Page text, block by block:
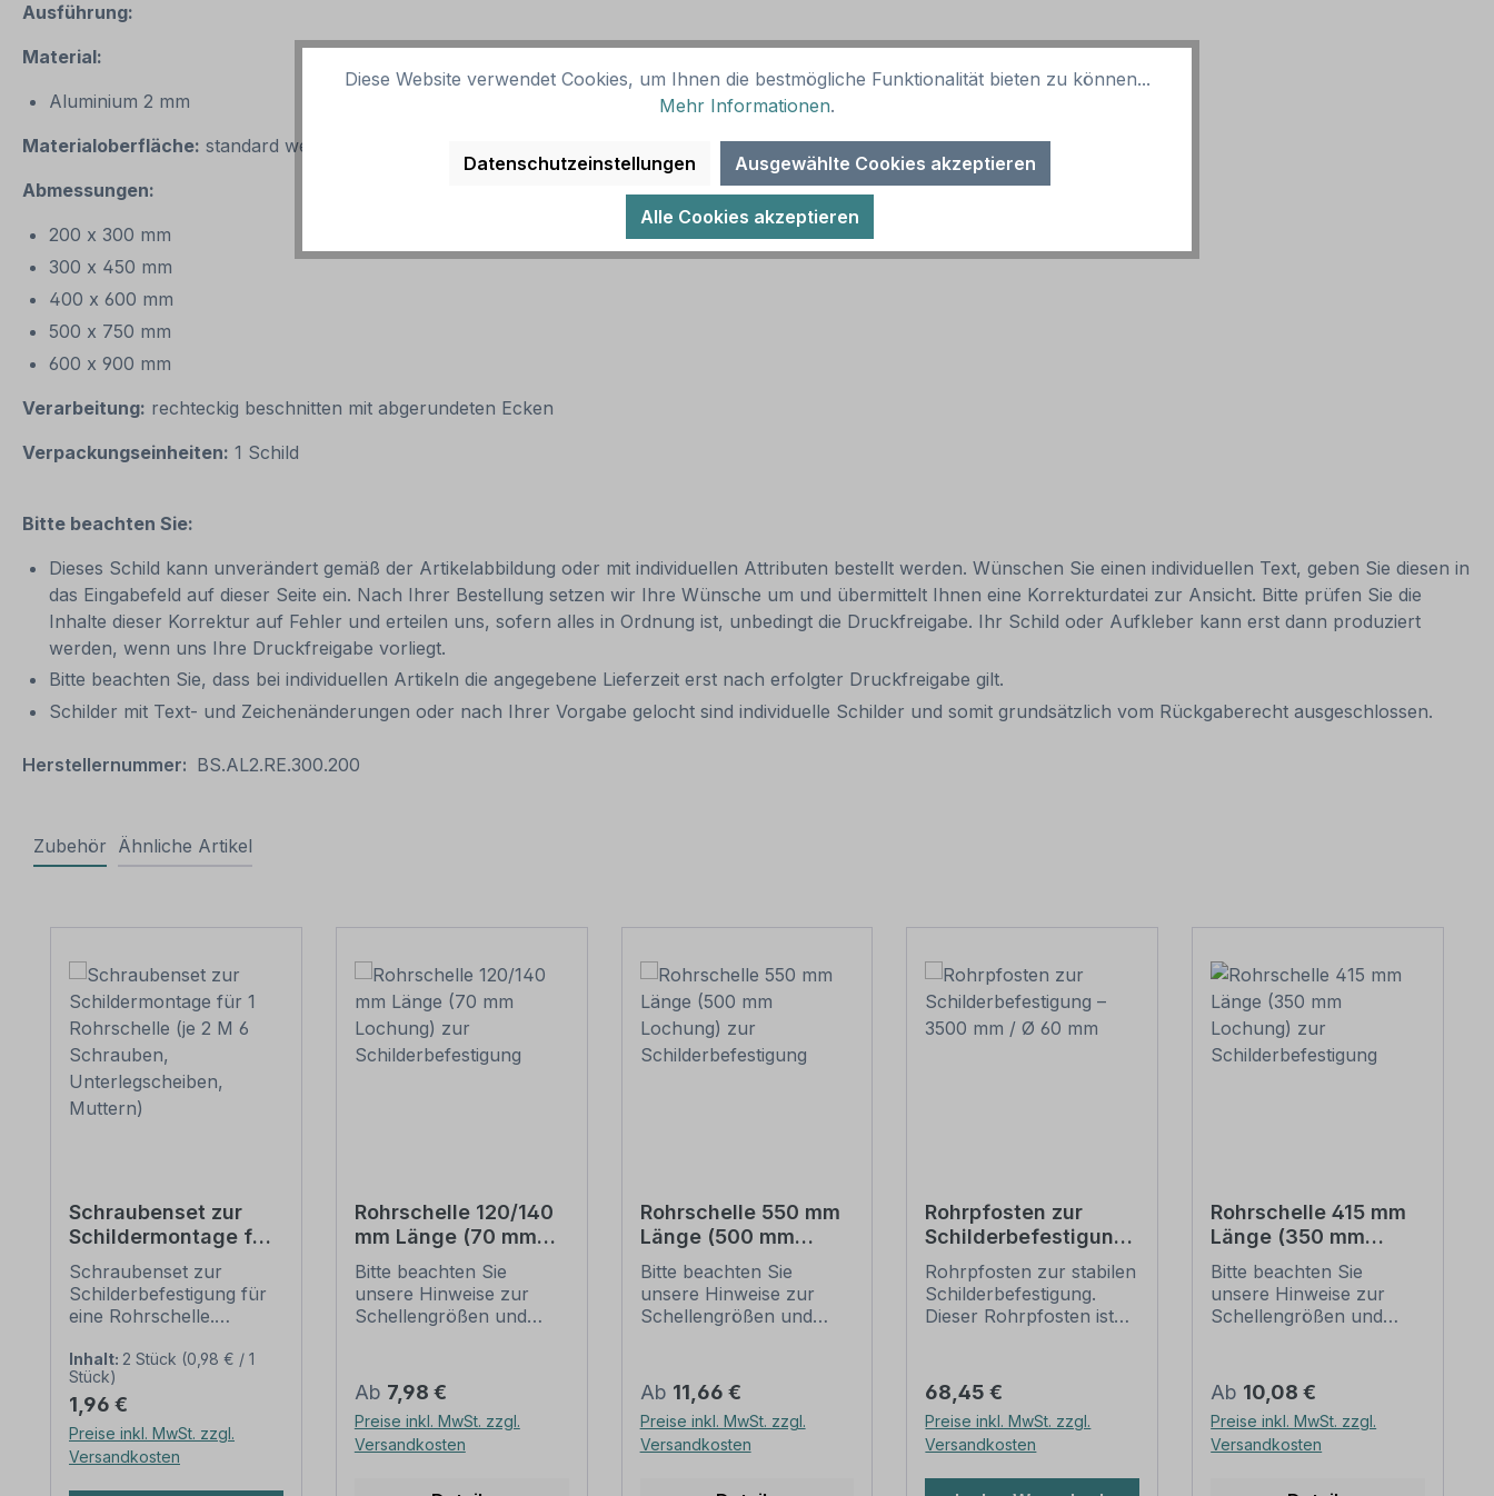
Ausführung:
Material:
Aluminium 2 mm
Materialoberfläche: standard weiß oder reflektierend (RA 1)
Abmessungen:
200 x 300 mm
300 x 450 mm
400 x 600 mm
500 x 750 mm
600 x 900 mm
Verarbeitung: rechteckig beschnitten mit abgerundeten Ecken
Verpackungseinheiten: 1 Schild
Bitte beachten Sie:
Dieses Schild kann unverändert gemäß der Artikelabbildung oder mit individuellen Attributen bestellt werden. Wünschen Sie einen individuellen Text, geben Sie diesen in
das Eingabefeld auf dieser Seite ein. Nach Ihrer Bestellung setzen wir Ihre Wünsche um und übermittelt Ihnen eine Korrekturdatei zur Ansicht. Bitte prüfen Sie die
Inhalte dieser Korrektur auf Fehler und erteilen uns, sofern alles in Ordnung ist, unbedingt die Druckfreigabe. Ihr Schild oder Aufkleber kann erst dann produziert
werden, wenn uns Ihre Druckfreigabe vorliegt.
Bitte beachten Sie, dass bei individuellen Artikeln die angegebene Lieferzeit erst nach erfolgter Druckfreigabe gilt.
Schilder mit Text- und Zeichenänderungen oder nach Ihrer Vorgabe gelocht sind individuelle Schilder und somit grundsätzlich vom Rückgaberecht ausgeschlossen.
Herstellernummer: BS.AL2.RE.300.200
Zubehör Ähnliche Artikel
Schraubenset zur
Schildermontage für
1 Rohrschelle (je 2 M
6 Schrauben,
Unterlegscheiben,
Schraubenset zur
Schilderbefestigung für
eine Rohrschelle.
Schraubensets zur
Schilderbefestigung:
Ausführung: Stahl,
feuerverzinkt
Verpackungseinheit -
Set: 2 Stück -
Inhalt: 2 Stück (0,98 € / 1
Stück)
Regulärer Preis:
1,96 €
Preise inkl. MwSt. zzgl.
Versandkosten
Rohrschelle 120/140
mm Länge (70 mm
Lochung) zur
Schilderbefestigung
Bitte beachten Sie
unsere Hinweise zur
Schellengrößen und
(weiter unten).
Rohrschellen nach der
IVZ-Norm stellen die
Standardbefestigungen
Regulärer Preis:
Ab 7,98 €
Preise inkl. MwSt. zzgl.
Versandkosten
Rohrschelle 550 mm
Länge (500 mm
Lochung) zur
Schilderbefestigung
Bitte beachten Sie
unsere Hinweise zur
Schellengrößen und
(weiter unten).
Rohrschellen nach der
IVZ-Norm stellen die
Standardbefestigungen
Regulärer Preis:
Ab 11,66 €
Preise inkl. MwSt. zzgl.
Versandkosten
Rohrpfosten zur
Schilderbefestigung
– 3500 mm / Ø 60
mm
Rohrpfosten zur stabilen
Schilderbefestigung.
Dieser Rohrpfosten ist
60 mm geeignet.
Merkmale dieses
Rohrpfostens:
Ausführung: Stahl,
Regulärer Preis:
68,45 €
Preise inkl. MwSt. zzgl.
Versandkosten
Rohrschelle 415 mm
Länge (350 mm
Lochung) zur
Schilderbefestigung
Bitte beachten Sie
unsere Hinweise zur
Schellengrößen und
(weiter unten).
Rohrschellen nach der
IVZ-Norm stellen die
Standardbefestigungen
Regulärer Preis:
Ab 10,08 €
Preise inkl. MwSt. zzgl.
Versandkosten
Diese Website verwendet Cookies, um Ihnen die bestmögliche Funktionalität bieten zu können...
Mehr Informationen.
Datenschutzeinstellungen Ausgewählte Cookies akzeptieren
Alle Cookies akzeptieren